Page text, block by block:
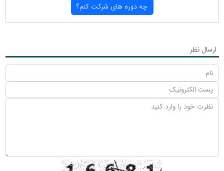
چه دوره های شركت كنم؟
ارسال نظر